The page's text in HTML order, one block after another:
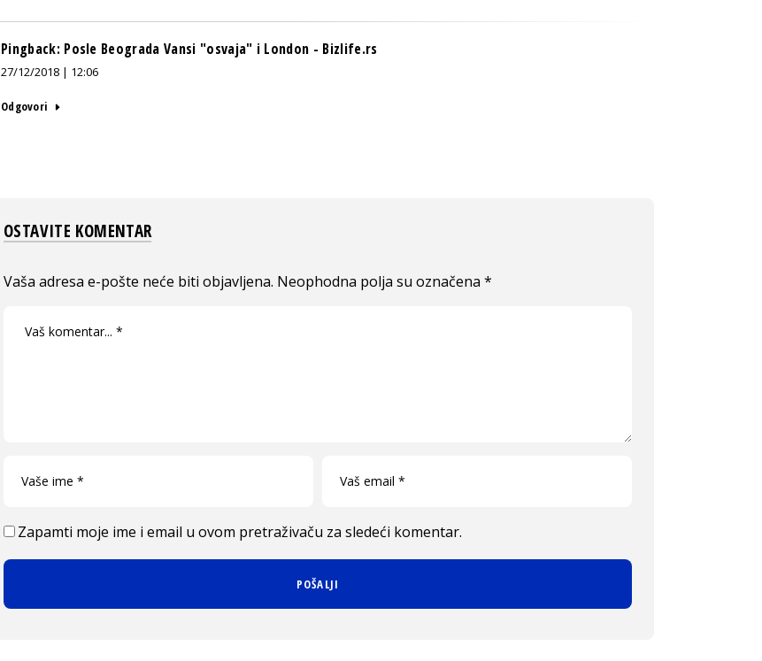
Pingback: Posle Beograda Vansi "osvaja" i London - Bizlife.rs
27/12/2018 | 12:06
Odgovori
OSTAVITE KOMENTAR
Vaša adresa e-pošte neće biti objavljena. Neophodna polja su označena *
Zapamti moje ime i email u ovom pretraživaču za sledeći komentar.